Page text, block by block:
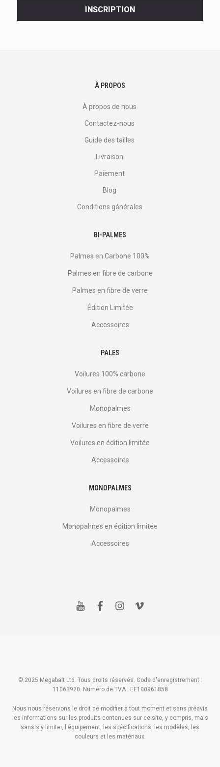
INSCRIPTION
À PROPOS
À propos de nous
Contactez-nous
Guide des tailles
Livraison
Paiement
Blog
Conditions générales
BI-PALMES
Palmes en Carbone 100%
Palmes en fibre de carbone
Palmes en fibre de verre
Édition Limitée
Accessoires
PALES
Voilures 100% carbone
Voilures en fibre de carbone
Monopalmes
Voilures en fibre de verre
Voilures en édition limitée
Accessoires
MONOPALMES
Monopalmes
Monopalmes en édition limitée
Accessoires
y f i v
© 2025 Megabalt Ltd. Tous droits réservés. Code d'enregistrement :
11063920. Numéro de TVA : EE100961858
Nous nous réservons le droit de modifier à tout moment et sans préavis
les informations sur les produits contenues sur ce site, y compris, mais
sans s'y limiter, l'équipement, les spécifications, les modèles, les
couleurs et les matériaux.